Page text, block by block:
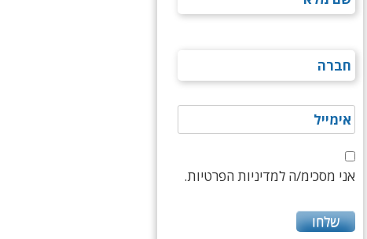
אני מסכימ/ה למדיניות הפרטיות.